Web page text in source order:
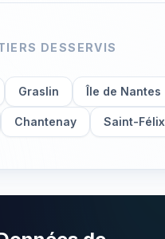
DESSERVIS
Graslin Île de Nantes
Chantenay Saint-Félix